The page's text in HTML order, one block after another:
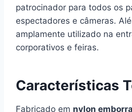
patrocinador para todos os
espectadores e câmeras.
amplamente utilizado na
corporativos e feiras.
Características
Fabricado em nylon